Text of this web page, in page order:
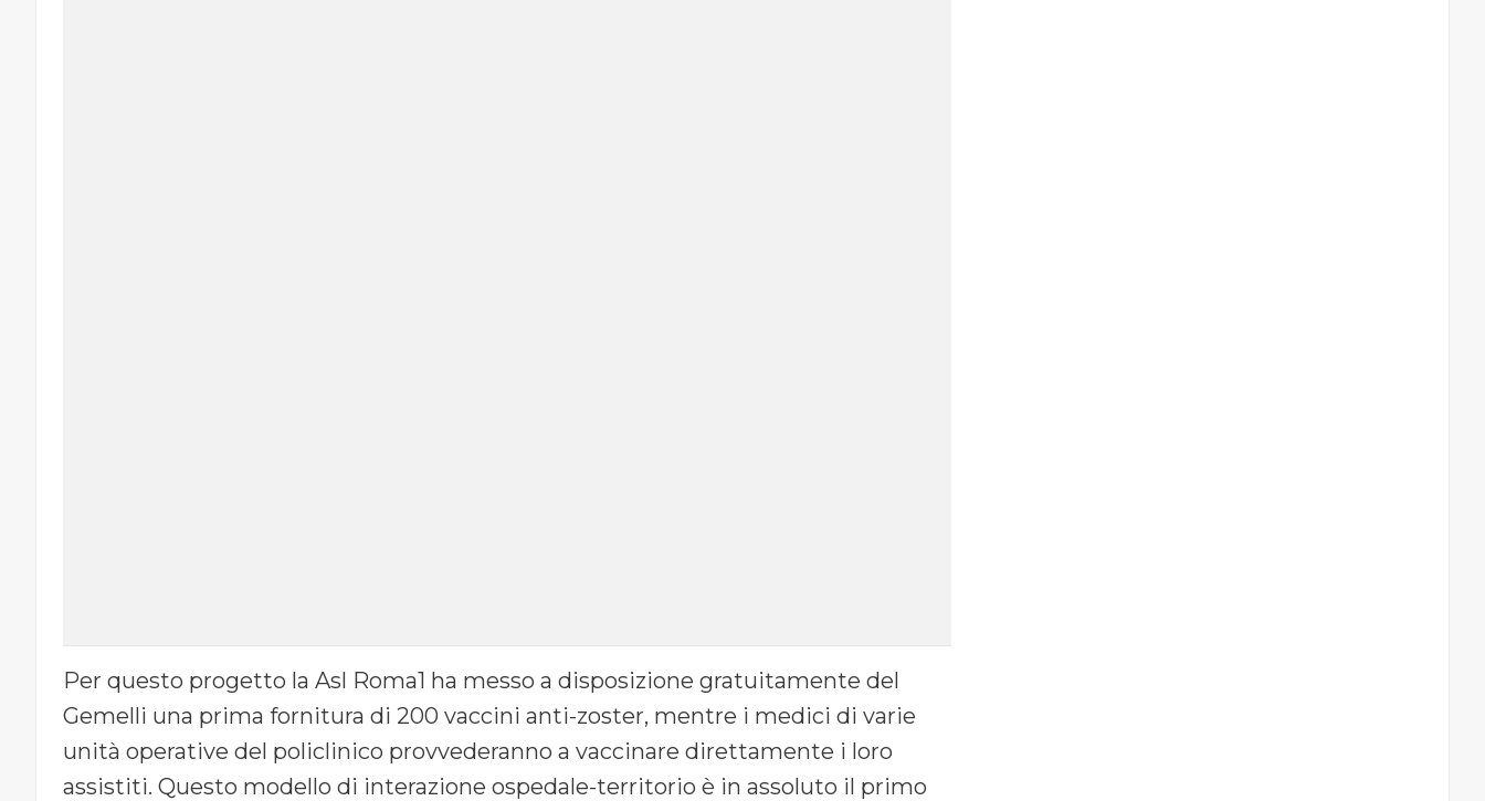
Per questo progetto la Asl Roma1 ha messo a disposizione gratuitamente del
Gemelli una prima fornitura di 200 vaccini anti-zoster, mentre i medici di varie
unità operative del policlinico provvederanno a vaccinare direttamente i loro
assistiti. Questo modello di interazione ospedale-territorio è in assoluto il primo